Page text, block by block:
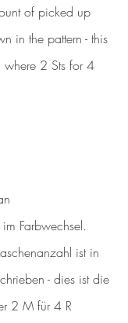
of picked up
in the pattern - this
where 2 Sts for 4
im Farbwechsel.
ist in
- dies ist die
2 M für 4 R